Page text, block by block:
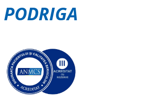
PODRIGA